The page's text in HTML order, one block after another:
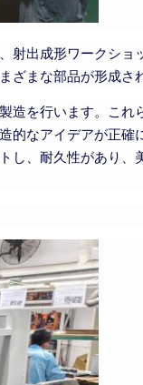
射出成形ワークショ
まな部品が形成さ
造を行います。これ
的なアイデアが正確
し、耐久性があり、